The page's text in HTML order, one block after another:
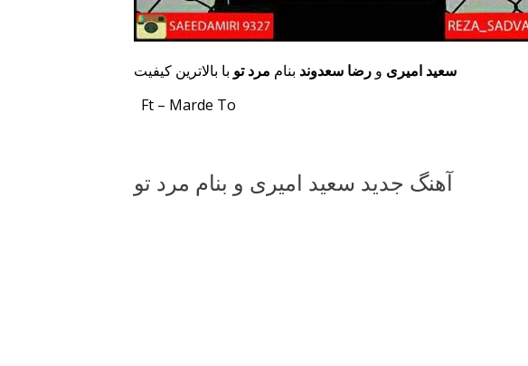
سعید امیری و رضا سعدوند بنام مرد تو با بالاترین کیفیت
Ft – Marde To
آهنگ جدید سعید امیری و بنام مرد تو